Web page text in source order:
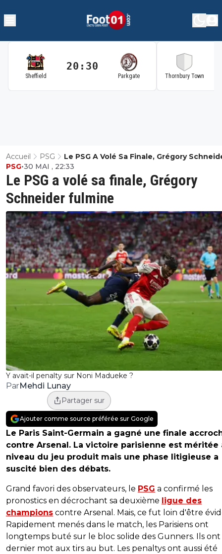
Sheffield
20:30
Parkgate Thornbury Town
Accueil PSG
Le PSG A Volé Sa Finale, Grégory
Fulmine
Y avait-il penalty sur Noni Madueke ?
Le PSG a volé sa finale, Grégory
Schneider fulmine
PSG•30 MAI , 22:33
ParMehdi Lunay
Partager sur
Ajouter comme source préférée sur Google
Le Paris Saint-Germain a gagné une finale
contre Arsenal. La victoire parisienne est méritée
niveau du jeu produit mais une phase litigieuse a
suscité bien des débats.
Grand favori des observateurs, le PSG a confirmé les
pronostics en décrochant sa deuxième ligue des
champions contre Arsenal. Mais, ce fut loin d'être
Rapidement menés dans le match, les Parisiens ont
longtemps buté sur le bloc solide des Gunners. Ils
dernier mot aux tirs au but. Les penaltys ont aussi été